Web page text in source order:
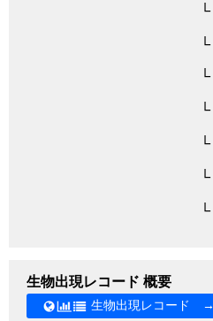
生物出現レコード 概要
生物出現レコード →